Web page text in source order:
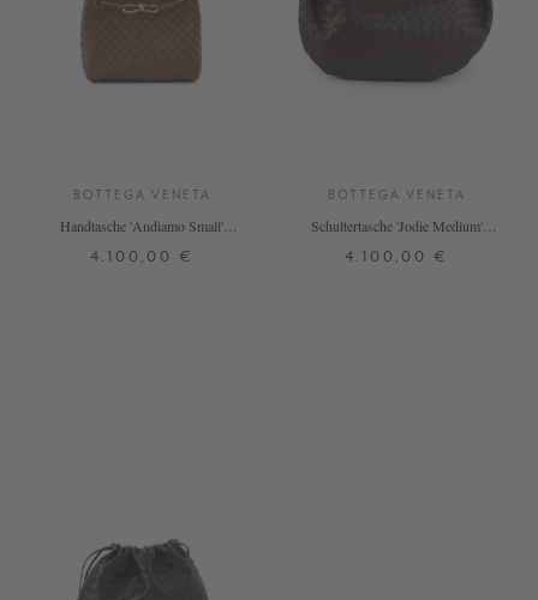
BOTTEGA VENETA
Handtasche 'Andiamo Small'
4.100,00 €
BOTTEGA VENETA
Schultertasche 'Jodie Medium'
4.100,00 €